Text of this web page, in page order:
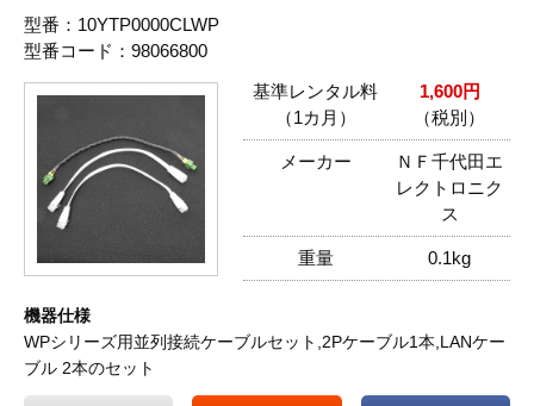
型番：10YTP0000CLWP
型番コード：98066800
基準レンタル料
（1カ月）
1,600円
（税別）
メーカー
ＮＦ千代田エ
レクトロニク
ス
重量 0.1kg
機器仕様
WPシリーズ用並列接続ケーブルセット,2Pケーブル1本,LANケー
ブル 2本のセット